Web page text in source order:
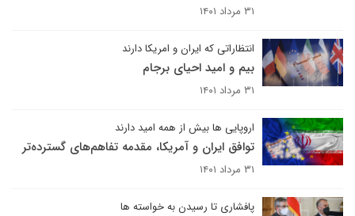
۳۱ مرداد ۱۴۰۱
انتظاراتی که ایران و امریکا دارند
بیم و امید احیای برجام
۳۱ مرداد ۱۴۰۱
اروپایی ها بیش از همه امید دارند
توافق ایران و آمریکا، مقدمه‌ تفاهم‌های گسترده‌تر
۳۱ مرداد ۱۴۰۱
پافشاری تا رسیدن به خواسته ها